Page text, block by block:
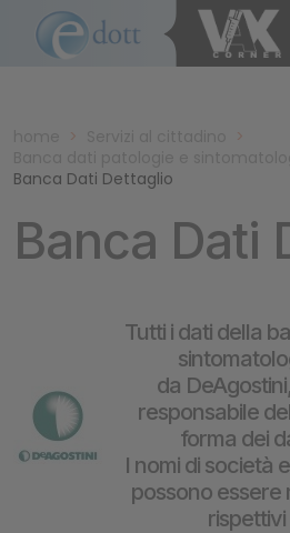
>
>
Banca Dati Dettaglio
Banca Dati
Tutti i dati della
da
responsabile
forma dei
I nomi di società
possono essere